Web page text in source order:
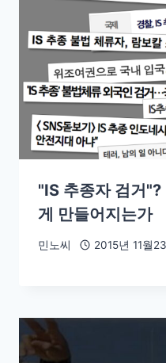
"IS 추종자 검거
게 만들어지는가
민노씨 2015년 11월